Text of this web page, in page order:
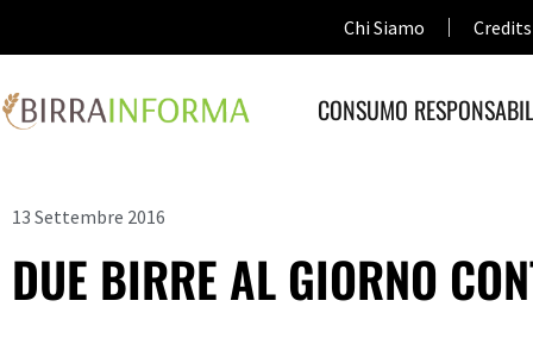
Chi Siamo Credits
CONSUMO
13 Settembre 2016
DUE BIRRE AL GIORNO